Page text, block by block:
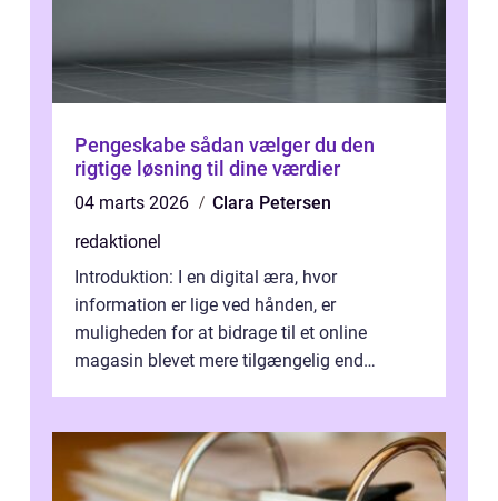
Pengeskabe sådan vælger du den
rigtige løsning til dine værdier
04 marts 2026
Clara Petersen
redaktionel
Introduktion: I en digital æra, hvor
information er lige ved hånden, er
muligheden for at bidrage til et online
magasin blevet mere tilgængelig end